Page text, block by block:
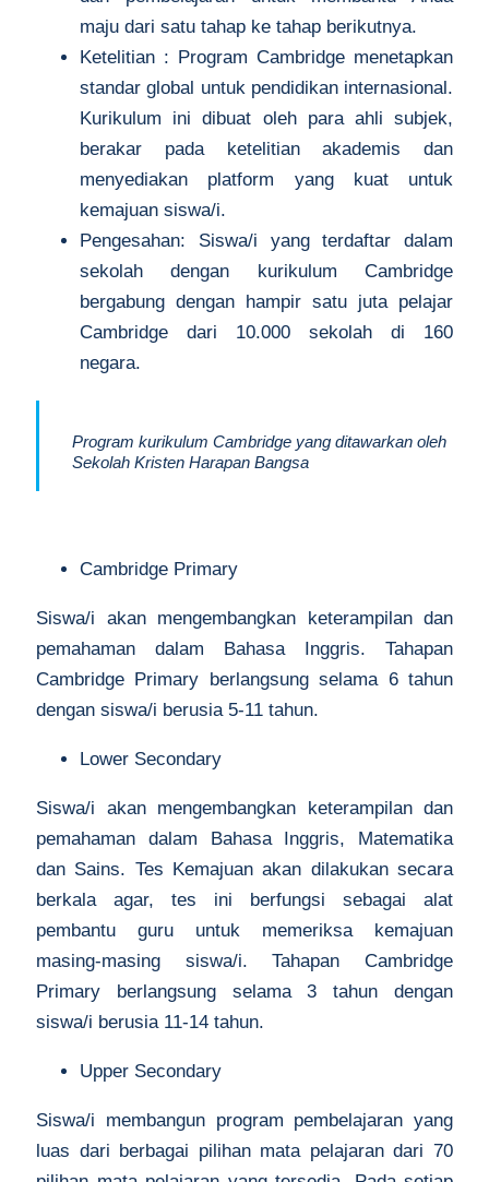
maju dari satu tahap ke tahap berikutnya.
Ketelitian : Program Cambridge menetapkan
standar global untuk pendidikan internasional.
Kurikulum ini dibuat oleh para ahli subjek,
berakar pada ketelitian akademis dan
menyediakan platform yang kuat untuk
kemajuan siswa/i.
Pengesahan: Siswa/i yang terdaftar dalam
sekolah dengan kurikulum Cambridge
bergabung dengan hampir satu juta pelajar
Cambridge dari 10.000 sekolah di 160
negara.
Program kurikulum Cambridge yang ditawarkan oleh
Sekolah Kristen Harapan Bangsa
Cambridge Primary
Siswa/i akan mengembangkan keterampilan dan
pemahaman dalam Bahasa Inggris. Tahapan
Cambridge Primary berlangsung selama 6 tahun
dengan siswa/i berusia 5-11 tahun.
Lower Secondary
Siswa/i akan mengembangkan keterampilan dan
pemahaman dalam Bahasa Inggris, Matematika
dan Sains. Tes Kemajuan akan dilakukan secara
berkala agar, tes ini berfungsi sebagai alat
pembantu guru untuk memeriksa kemajuan
masing-masing siswa/i. Tahapan Cambridge
Primary berlangsung selama 3 tahun dengan
siswa/i berusia 11-14 tahun.
Upper Secondary
Siswa/i membangun program pembelajaran yang
luas dari berbagai pilihan mata pelajaran dari 70